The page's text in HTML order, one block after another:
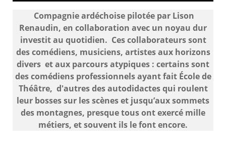
Compagnie ardéchoise pilotée par Lison
Renaudin, en collaboration avec un noyau dur
investit au quotidien. Ces collaborateurs sont
des comédiens, musiciens, artistes aux horizons
divers et aux parcours atypiques : certains sont
des comédiens professionnels ayant fait École de
Théâtre, d'autres des autodidactes qui roulent
leur bosses sur les scènes et jusqu’aux sommets
des montagnes, presque tous ont exercé mille
métiers, et souvent ils le font encore.